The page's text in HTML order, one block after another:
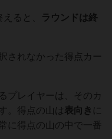
えると、
ラウンドは終
されなかった得点カー
プレイヤーは、そのカ
。得点の山は 表向き に
に得点の山の中で一番